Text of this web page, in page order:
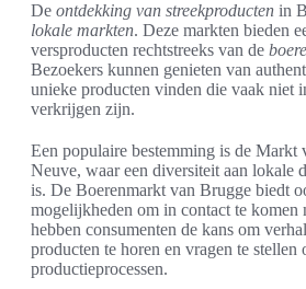
De ontdekking van streekproducten in
lokale markten. Deze markten bieden
versproducten rechtstreeks van de
Bezoekers kunnen genieten van
unieke producten vinden die vaak niet
verkrijgen zijn.
Een populaire bestemming is de Markt
Neuve, waar een diversiteit aan lokale
is. De Boerenmarkt van Brugge biedt
mogelijkheden om in contact te komen
hebben consumenten de kans om
producten te horen en vragen te stellen
productieprocessen.